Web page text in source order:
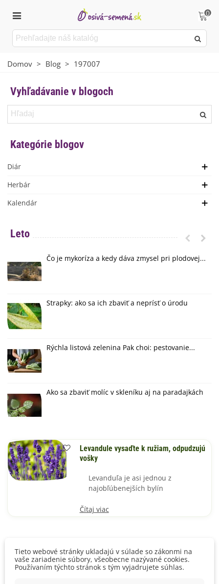
0
Domov > Blog > 197007
Vyhľadávanie v blogoch
Kategórie blogov
Diár
Herbár
Kalendár
Leto
Čo je mykoríza a kedy dáva zmysel pri plodovej...
Strapky: ako sa ich zbaviť a neprísť o úrodu
Rýchla listová zelenina Pak choi: pestovanie...
Ako sa zbaviť molíc v skleníku aj na paradajkách
Levandule vysaďte k ružiam, odpudzujú
vošky
Levanduľa je asi jednou z
najobľúbenejších bylín
Čítaj viac
Ligurček lekársky dodá pokrmom
lahodnú chuť
Tieto webové stránky ukladajú v súlade so zákonmi na
vaše zariadenie súbory, všeobecne nazývané cookies.
Používaním týchto stránok s tým vyjadrujete súhlas.